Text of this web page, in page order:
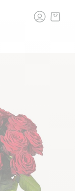
-